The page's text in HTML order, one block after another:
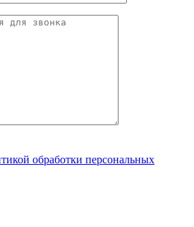
обработки персональных